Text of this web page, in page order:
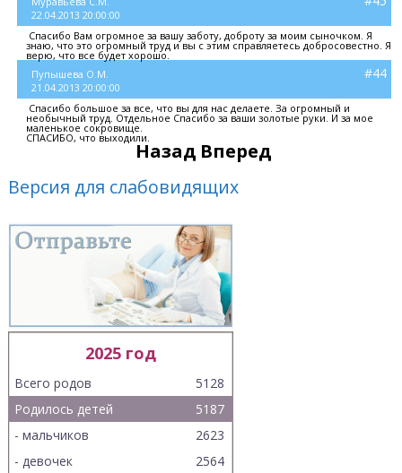
22.04.2013 20:00:00
Спасибо Вам огромное за вашу заботу, доброту за моим сыночком. Я
знаю, что это огромный труд и вы с этим справляетесь добросовестно. Я
верю, что все будет хорошо.
Пупышева О.М.
21.04.2013 20:00:00
#44
Спасибо большое за все, что вы для нас делаете. За огромный и
необычный труд. Отдельное Спасибо за ваши золотые руки. И за мое
маленькое сокровище.
СПАСИБО, что выходили.
Назад Вперед
Версия для слабовидящих
2025 год
Всего родов
5128
Родилось детей
5187
- мальчиков
2623
- девочек
2564